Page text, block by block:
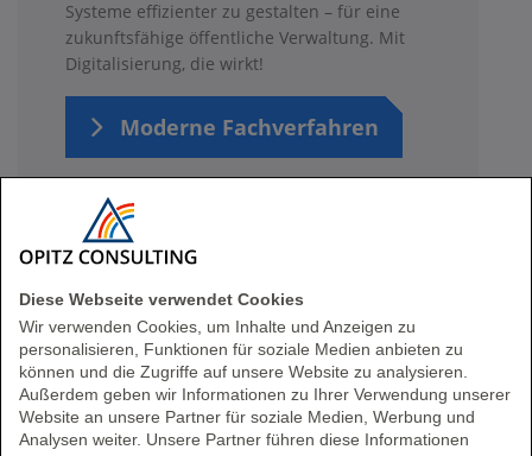
Diese Webseite verwendet Cookies
Wir verwenden Cookies, um Inhalte und Anzeigen zu
personalisieren, Funktionen für soziale Medien anbieten zu
können und die Zugriffe auf unsere Website zu analysieren.
Außerdem geben wir Informationen zu Ihrer Verwendung unserer
Website an unsere Partner für soziale Medien, Werbung und
Analysen weiter. Unsere Partner führen diese Informationen
Systeme effizienter zu gestalten – für eine
zukunftsfähige öffentliche Verwaltung. Mit
Digitalisierung, die wirkt!
Moderne Fachverfahren
Unser Kompetenzteam